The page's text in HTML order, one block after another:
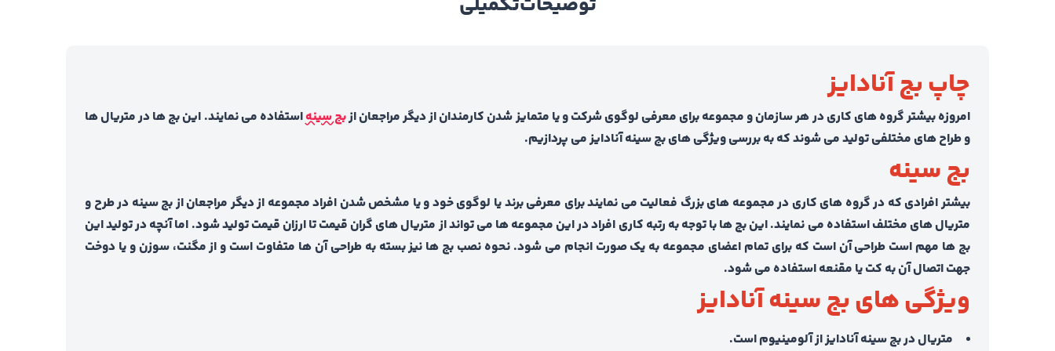
چاپ بج آنادایز
امروزه بیشتر گروه های کاری در هر سازمان و مجموعه برای معرفی لوگوی شرکت و یا متمایز شدن کارمندان از دیگر مراجعان ازبج سینهاستفاده می نمایند. این بج ها در متریال ها
و طراح های مختلفی تولید می شوند که به بررسی ویژگی های بج سینه آنادایز می پردازیم.
بج سینه
بیشتر افرادی که در گروه های کاری در مجموعه های بزرگ فعالیت می نمایند برای معرفی برند یا لوگوی خود و یا مشخص شدن افراد مجموعه از دیگر مراجعان از بج سینه در طرح و
متریال های مختلف استفاده می نمایند. این بچ ها با توجه به رتبه کاری افراد در این مجموعه ها می تواند از متریال های گران قیمت تا ارزان قیمت تولید شود. اما آنچه در تولید این
بج ها مهم است طراحی آن است که برای تمام اعضای مجموعه به یک صورت انجام می شود. نحوه نصب بج ها نیز بسته به طراحی آن ها متفاوت است و از مگنت، سوزن و یا دوخت
جهت اتصال آن به کت یا مقنعه استفاده می شود.
ویژگی های بج سینه آنادایز
متریال در بج سینه آنادایز از آلومینیوم است.